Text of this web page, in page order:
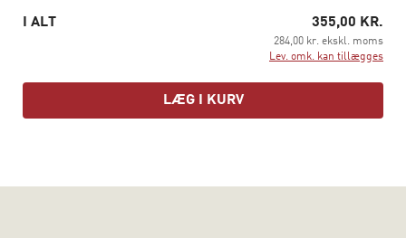
I ALT 355,00 KR.
284,00 kr. ekskl. moms
Lev. omk. kan tillægges
LÆG I KURV